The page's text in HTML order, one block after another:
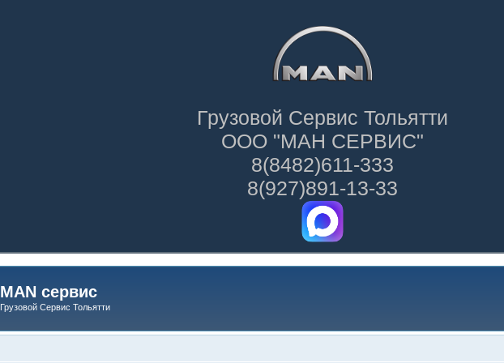
Грузовой Сервис Тольятти
ООО "МАН СЕРВИС"
8(8482)611-333
8(927)891-13-33
MAN сервис
Грузовой Сервис Тольятти